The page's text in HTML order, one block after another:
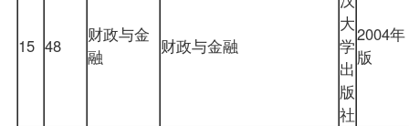
15 48
财政与金
融
财政与金融
大
学
出
版
社
2004年
版